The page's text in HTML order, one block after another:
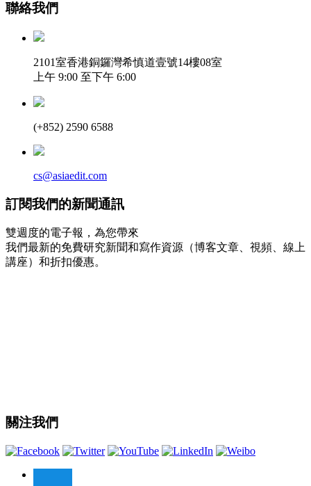
聯絡我們
2101室香港銅鑼灣希慎道壹號14樓08室
上午 9:00 至下午 6:00
(+852) 2590 6588
cs@asiaedit.com
訂閱我們的新聞通訊
雙週度的電子報，為您帶來
我們最新的免費研究新聞和寫作資源（博客文章、視頻、線上
講座）和折扣優惠。
關注我們